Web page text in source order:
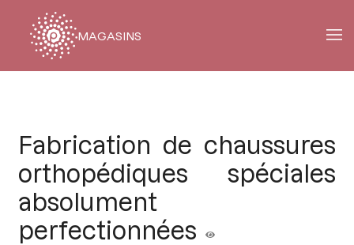
MAGASINS
Fabrication de chaussures
orthopédiques spéciales
absolument
perfectionnées